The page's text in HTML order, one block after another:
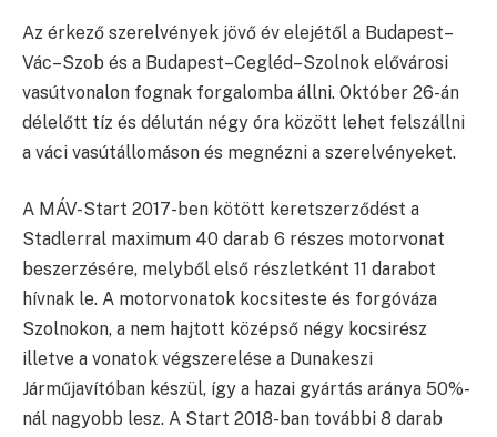
Az érkező szerelvények jövő év elejétől a Budapest–
Vác–Szob és a Budapest–Cegléd–Szolnok elővárosi
vasútvonalon fognak forgalomba állni. Október 26-án
délelőtt tíz és délután négy óra között lehet felszállni
a váci vasútállomáson és megnézni a szerelvényeket.
A MÁV-Start 2017-ben kötött keretszerződést a
Stadlerral maximum 40 darab 6 részes motorvonat
beszerzésére, melyből első részletként 11 darabot
hívnak le. A motorvonatok kocsiteste és forgóváza
Szolnokon, a nem hajtott középső négy kocsirész
illetve a vonatok végszerelése a Dunakeszi
Járműjavítóban készül, így a hazai gyártás aránya 50%-
nál nagyobb lesz. A Start 2018-ban további 8 darab